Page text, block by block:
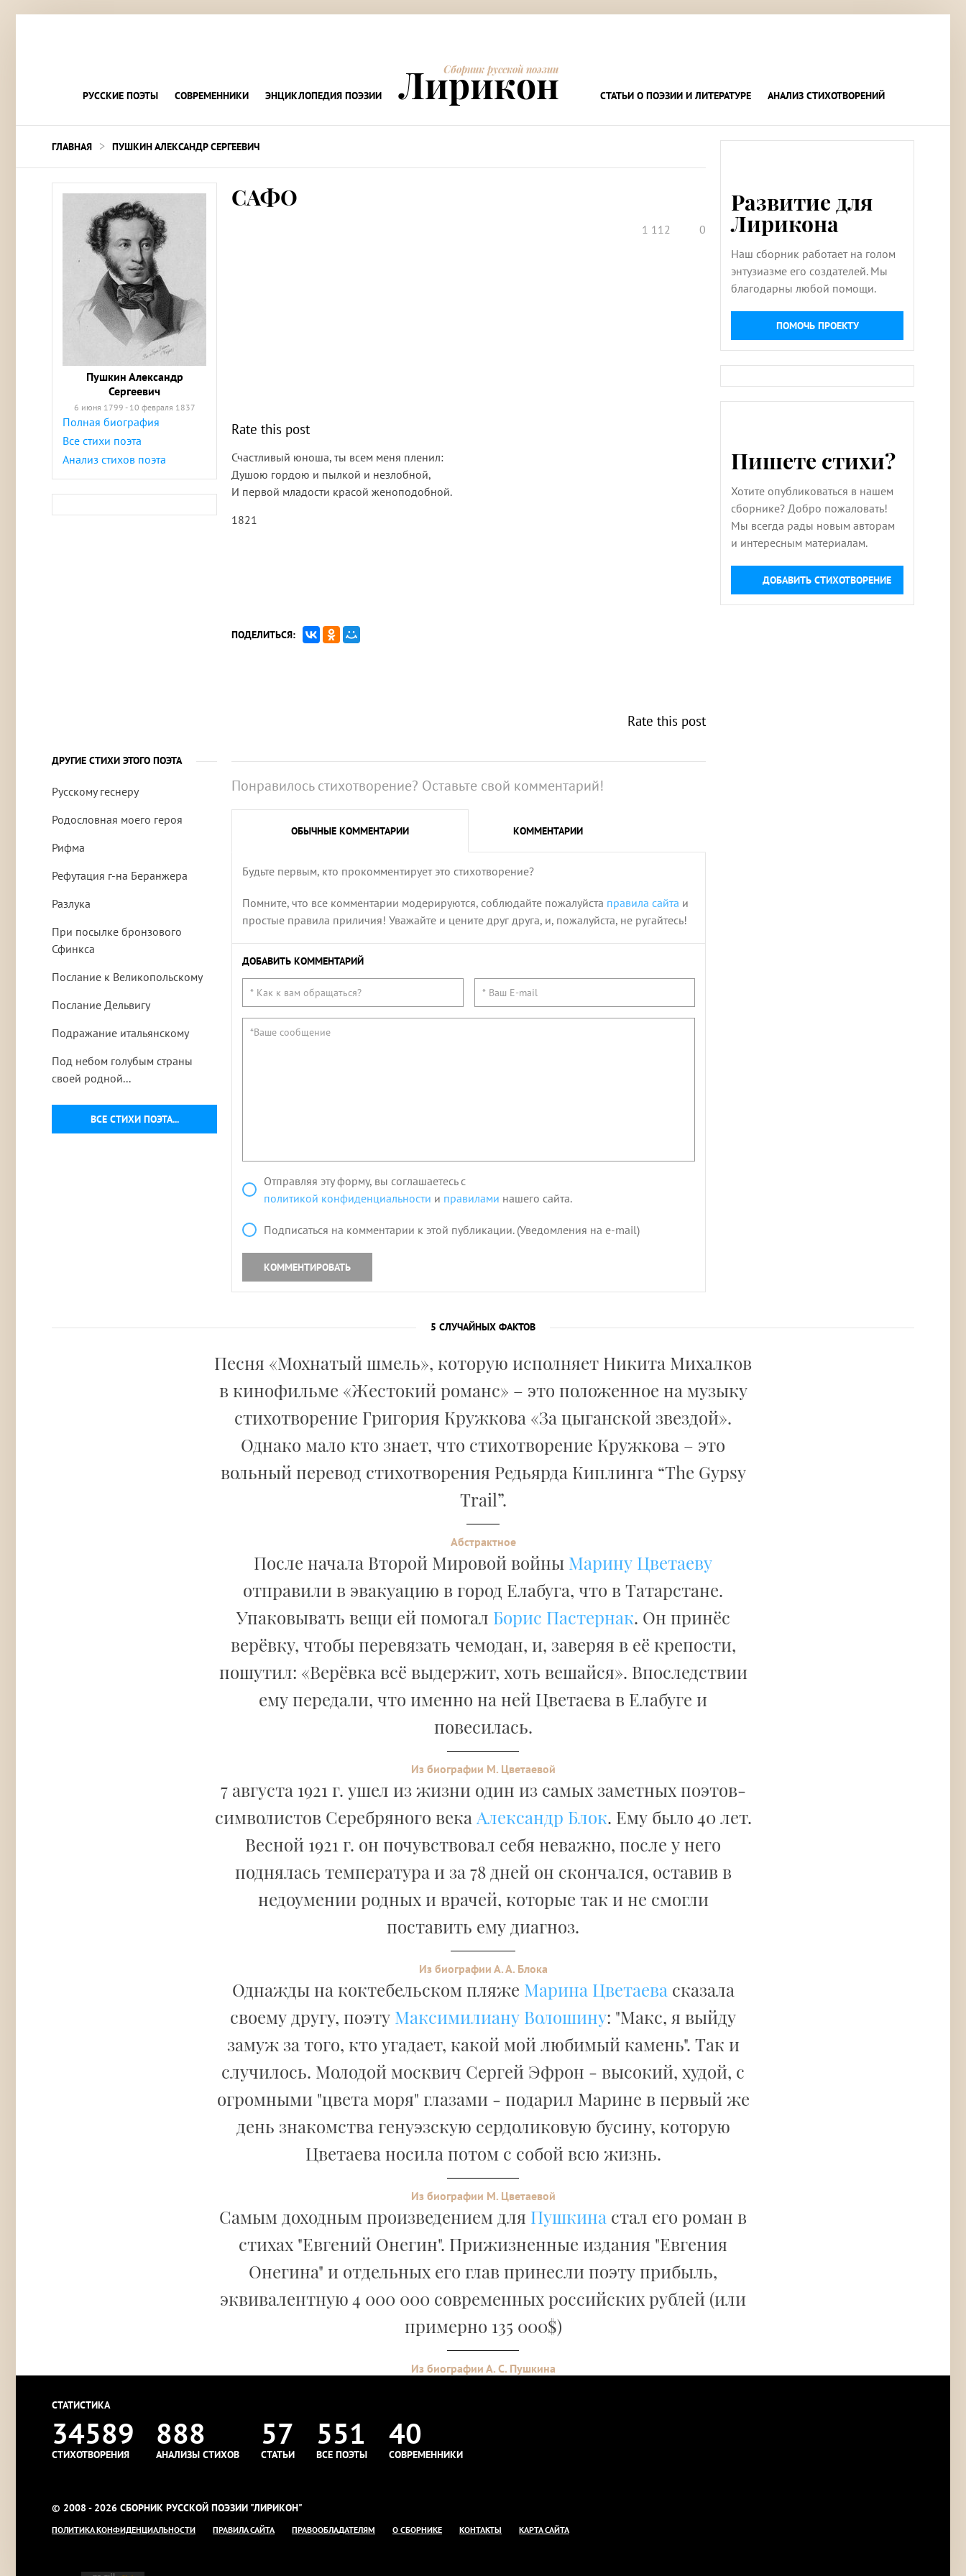
РУССКИЕ ПОЭТЫ СОВРЕМЕННИКИ ЭНЦИКЛОПЕДИЯ ПОЭЗИИ
Сборник русской поэзии
Лирикон СТАТЬИ О ПОЭЗИИ И ЛИТЕРАТУРЕ АНАЛИЗ СТИХОТВОРЕНИЙ
ГЛАВНАЯ > ПУШКИН АЛЕКСАНДР СЕРГЕЕВИЧ
Пушкин Александр
Сергеевич
6 июня 1799 - 10 февраля 1837
Полная биография
Все стихи поэта
Анализ стихов поэта
САФО
1 112 0
Rate this post
Счастливый юноша, ты всем меня пленил:
Душою гордою и пылкой и незлобной,
И первой младости красой женоподобной.
1821
ПОДЕЛИТЬСЯ:
Rate this post
ДРУГИЕ СТИХИ ЭТОГО ПОЭТА
ВСЕ СТИХИ ПОЭТА...
Русскому геснеру
Родословная моего героя
Рифма
Рефутация г-на Беранжера
Разлука
При посылке бронзового
Сфинкса
Послание к Великопольскому
Послание Дельвигу
Подражание итальянскому
Под небом голубым страны
своей родной...
Понравилось стихотворение? Оставьте свой комментарий!
ОБЫЧНЫЕ КОММЕНТАРИИ КОММЕНТАРИИ
Будьте первым, кто прокомментирует это стихотворение?
Помните, что все комментарии модерируются, соблюдайте пожалуйста правила сайта и
простые правила приличия! Уважайте и цените друг друга, и, пожалуйста, не ругайтесь!
ДОБАВИТЬ КОММЕНТАРИЙ
Отправляя эту форму, вы соглашаетесь с
политикой конфиденциальности и правилами нашего сайта.
Подписаться на комментарии к этой публикации. (Уведомления на e-mail)
КОММЕНТИРОВАТЬ
Развитие для
Лирикона
Наш сборник работает на голом
энтузиазме его создателей. Мы
благодарны любой помощи.
ПОМОЧЬ ПРОЕКТУ
Пишете стихи?
Хотите опубликоваться в нашем
сборнике? Добро пожаловать!
Мы всегда рады новым авторам
и интересным материалам.
ДОБАВИТЬ СТИХОТВОРЕНИЕ
5 СЛУЧАЙНЫХ ФАКТОВ
Песня «Мохнатый шмель», которую исполняет Никита Михалков
в кинофильме «Жестокий романс» – это положенное на музыку
стихотворение Григория Кружкова «За цыганской звездой».
Однако мало кто знает, что стихотворение Кружкова – это
вольный перевод стихотворения Редьярда Киплинга “The Gypsy
Trail”.
Абстрактное
После начала Второй Мировой войны Марину Цветаеву
отправили в эвакуацию в город Елабуга, что в Татарстане.
Упаковывать вещи ей помогал Борис Пастернак. Он принёс
верёвку, чтобы перевязать чемодан, и, заверяя в её крепости,
пошутил: «Верёвка всё выдержит, хоть вешайся». Впоследствии
ему передали, что именно на ней Цветаева в Елабуге и
повесилась.
Из биографии М. Цветаевой
7 августа 1921 г. ушел из жизни один из самых заметных поэтов-
символистов Серебряного века Александр Блок. Ему было 40 лет.
Весной 1921 г. он почувствовал себя неважно, после у него
поднялась температура и за 78 дней он скончался, оставив в
недоумении родных и врачей, которые так и не смогли
поставить ему диагноз.
Из биографии А. А. Блока
Однажды на коктебельском пляже Марина Цветаева сказала
своему другу, поэту Максимилиану Волошину: "Макс, я выйду
замуж за того, кто угадает, какой мой любимый камень". Так и
случилось. Молодой москвич Сергей Эфрон - высокий, худой, с
огромными "цвета моря" глазами - подарил Марине в первый же
день знакомства генуэзскую сердоликовую бусину, которую
Цветаева носила потом с собой всю жизнь.
Из биографии М. Цветаевой
Самым доходным произведением для Пушкина стал его роман в
стихах "Евгений Онегин". Прижизненные издания "Евгения
Онегина" и отдельных его глав принесли поэту прибыль,
эквивалентную 4 000 000 современных российских рублей (или
примерно 135 000$)
Из биографии А. С. Пушкина
СТАТИСТИКА
34589
СТИХОТВОРЕНИЯ
888
АНАЛИЗЫ СТИХОВ
57
СТАТЬИ
551
ВСЕ ПОЭТЫ
40
СОВРЕМЕННИКИ
© 2008 - 2026 СБОРНИК РУССКОЙ ПОЭЗИИ "ЛИРИКОН"
ПОЛИТИКА КОНФИДЕНЦИАЛЬНОСТИ ПРАВИЛА САЙТА ПРАВООБЛАДАТЕЛЯМ О СБОРНИКЕ КОНТАКТЫ КАРТА САЙТА